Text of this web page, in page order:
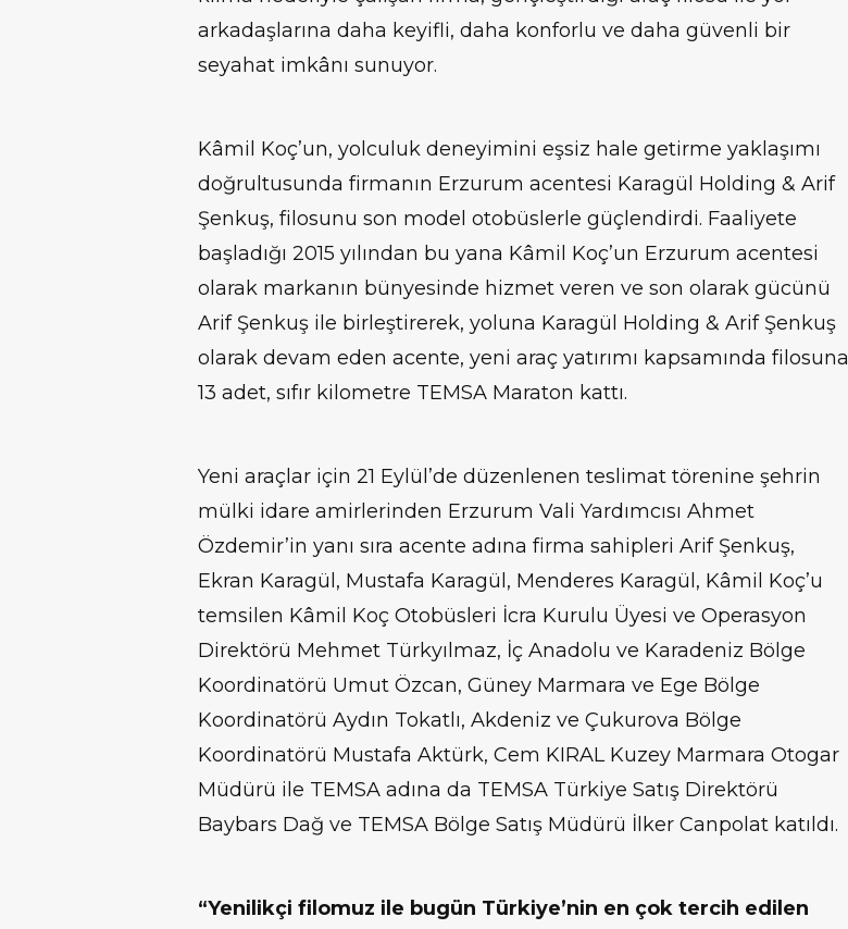
arkadaşlarına daha keyifli, daha konforlu ve daha güvenli bir
seyahat imkânı sunuyor.
Kâmil Koç’un, yolculuk deneyimini eşsiz hale getirme yaklaşımı
doğrultusunda firmanın Erzurum acentesi Karagül Holding & Arif
Şenkuş, filosunu son model otobüslerle güçlendirdi. Faaliyete
başladığı 2015 yılından bu yana Kâmil Koç’un Erzurum acentesi
olarak markanın bünyesinde hizmet veren ve son olarak gücünü
Arif Şenkuş ile birleştirerek, yoluna Karagül Holding & Arif Şenkuş
olarak devam eden acente, yeni araç yatırımı kapsamında filosuna
13 adet, sıfır kilometre TEMSA Maraton kattı.
Yeni araçlar için 21 Eylül’de düzenlenen teslimat törenine şehrin
mülki idare amirlerinden Erzurum Vali Yardımcısı Ahmet
Özdemir’in yanı sıra acente adına firma sahipleri Arif Şenkuş,
Ekran Karagül, Mustafa Karagül, Menderes Karagül, Kâmil Koç’u
temsilen Kâmil Koç Otobüsleri İcra Kurulu Üyesi ve Operasyon
Direktörü Mehmet Türkyılmaz, İç Anadolu ve Karadeniz Bölge
Koordinatörü Umut Özcan, Güney Marmara ve Ege Bölge
Koordinatörü Aydın Tokatlı, Akdeniz ve Çukurova Bölge
Koordinatörü Mustafa Aktürk, Cem KIRAL Kuzey Marmara Otogar
Müdürü ile TEMSA adına da TEMSA Türkiye Satış Direktörü
Baybars Dağ ve TEMSA Bölge Satış Müdürü İlker Canpolat katıldı.
“Yenilikçi filomuz ile bugün Türkiye’nin en çok tercih edilen